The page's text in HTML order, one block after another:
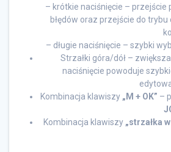
– krótkie naciśnięcie –
błędów oraz przejście do
– długie naciśnięcie – szybki
Strzałki góra/dół –
naciśnięcie powoduje
Kombinacja klawiszy „M + OK” –
Kombinacja klawiszy „strzałka